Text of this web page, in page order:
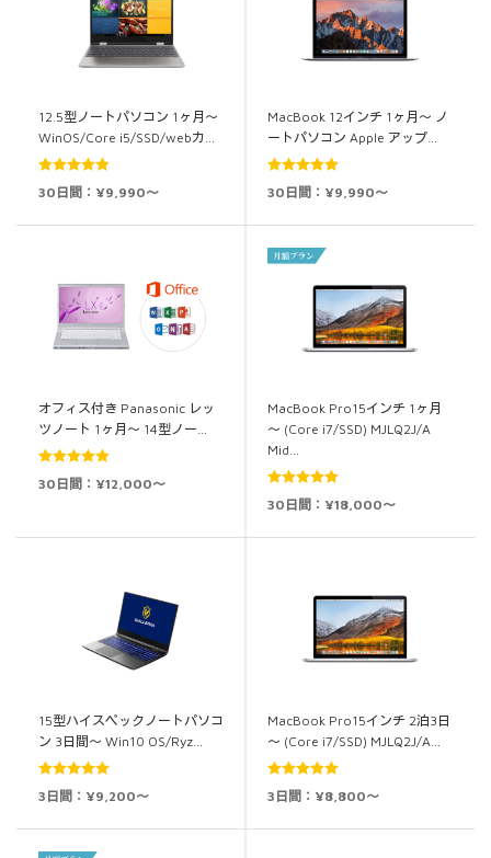
12.5型ノートパソコン 1ヶ月～
WinOS/Core i5/SSD/webカ…
5段階中 4.94
30日間：¥9,990～
MacBook 12インチ 1ヶ月～ ノ
ートパソコン Apple アップ…
5段階中 5.00
30日間：¥9,990～
オフィス付き Panasonic レッ
ツノート 1ヶ月～ 14型ノー…
5段階中 5.00
30日間：¥12,000～
MacBook Pro15インチ 1ヶ月
～ (Core i7/SSD) MJLQ2J/A
Mid…
5段階中 5.00
30日間：¥18,000～
15型ハイスペックノートパソコ
ン 3日間～ Win10 OS/Ryz…
5段階中
3日間：¥9,200～
MacBook Pro15インチ 2泊3日
～ (Core i7/SSD) MJLQ2J/A…
5段階中
3日間：¥8,800～